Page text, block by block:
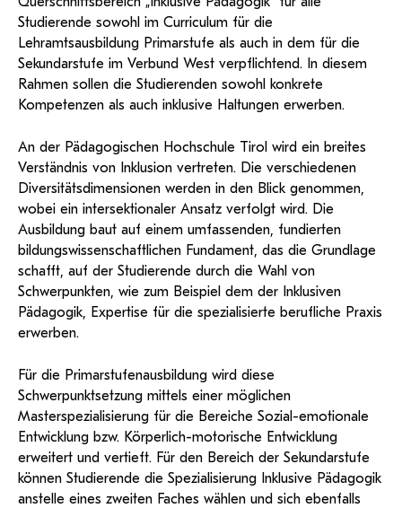
Studierende sowohl im Curriculum für die
Lehramtsausbildung Primarstufe als auch in dem für die
Sekundarstufe im Verbund West verpflichtend. In diesem
Rahmen sollen die Studierenden sowohl konkrete
Kompetenzen als auch inklusive Haltungen erwerben.
An der Pädagogischen Hochschule Tirol wird ein breites
Verständnis von Inklusion vertreten. Die verschiedenen
Diversitätsdimensionen werden in den Blick genommen,
wobei ein intersektionaler Ansatz verfolgt wird. Die
Ausbildung baut auf einem umfassenden, fundierten
bildungswissenschaftlichen Fundament, das die Grundlage
schafft, auf der Studierende durch die Wahl von
Schwerpunkten, wie zum Beispiel dem der Inklusiven
Pädagogik, Expertise für die spezialisierte berufliche Praxis
erwerben.
Für die Primarstufenausbildung wird diese
Schwerpunktsetzung mittels einer möglichen
Masterspezialisierung für die Bereiche Sozial-emotionale
Entwicklung bzw. Körperlich-motorische Entwicklung
erweitert und vertieft. Für den Bereich der Sekundarstufe
können Studierende die Spezialisierung Inklusive Pädagogik
anstelle eines zweiten Faches wählen und sich ebenfalls